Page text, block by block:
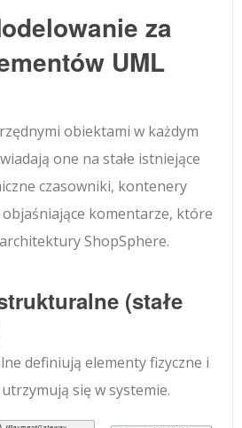
za
UML
obiektami w każdym
one na stałe istniejące
czasowniki, kontenery
komentarze, które
ShopSphere.
(stałe
definiują elementy fizyczne i
się w systemie.